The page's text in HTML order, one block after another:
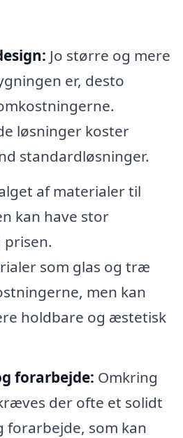
Jo større og mere
er, desto
løsninger koster
standardløsninger.
af materialer til
kan have stor
prisen.
som glas og træ
men kan
holdbare og æstetisk
forarbejde: Omkring
der ofte et solidt
forarbejde, som kan